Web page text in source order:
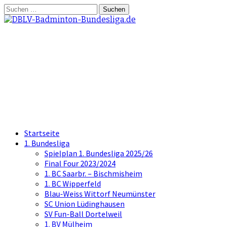
Springe
zum
Suchen
nach:
Startseite
1. Bundesliga
Spielplan 1. Bundesliga 2025/26
Final Four 2023/2024
1. BC Saarbr. – Bischmisheim
1. BC Wipperfeld
Blau-Weiss Wittorf Neumünster
SC Union Lüdinghausen
SV Fun-Ball Dortelweil
1. BV Mülheim